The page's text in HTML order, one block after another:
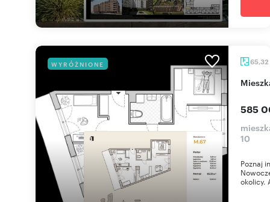
WYRÓŻNIONE 65,32
585
10
Poznaj
okolicy.